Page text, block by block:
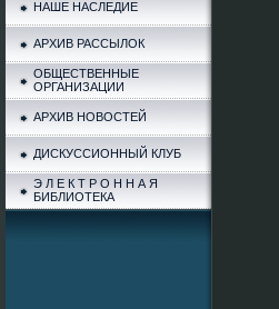
НАШЕ НАСЛЕДИЕ
АРХИВ РАССЫЛОК
ОБЩЕСТВЕННЫЕ
ОРГАНИЗАЦИИ
АРХИВ НОВОСТЕЙ
ДИСКУССИОННЫЙ КЛУБ
Э Л Е К Т Р О Н Н А Я
БИБЛИОТЕКА